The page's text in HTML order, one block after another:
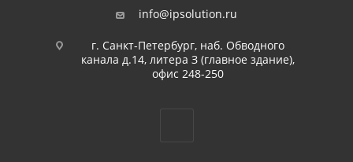
info@ipsolution.ru
г. Санкт-Петербург, наб. Обводного
канала д.14, литера З (главное здание),
офис 248-250